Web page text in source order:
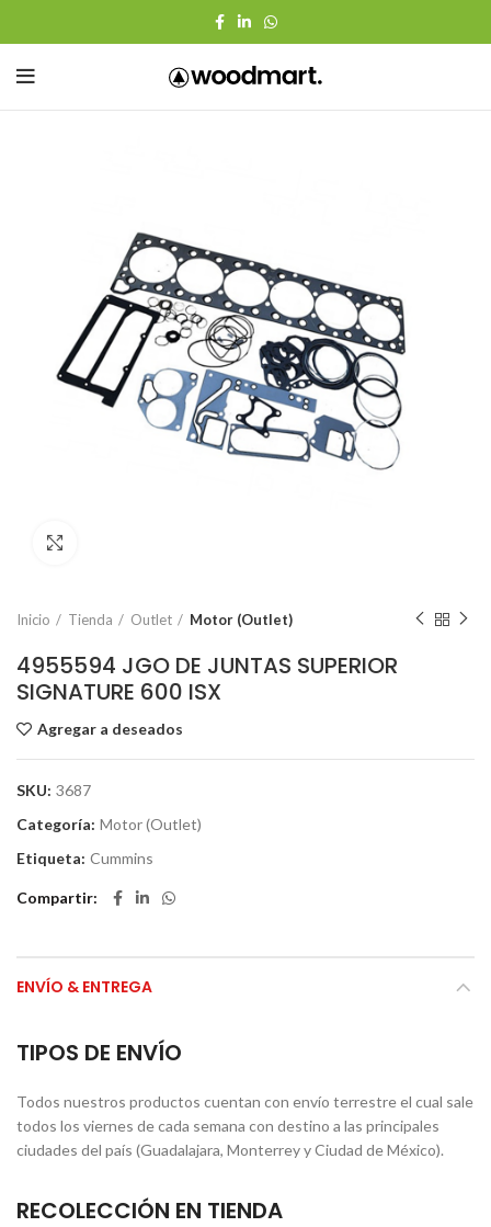
Inicio Tienda Outlet Motor (Outlet)
4955594 JGO DE JUNTAS SUPERIOR
SIGNATURE 600 ISX
Agregar a deseados
SKU: 3687
Categoría: Motor (Outlet)
Etiqueta: Cummins
Compartir
ENVÍO & ENTREGA
TIPOS DE ENVÍO
Todos nuestros productos cuentan con envío terrestre el cual sale
todos los viernes de cada semana con destino a las principales
ciudades del país (Guadalajara, Monterrey y Ciudad de México).
RECOLECCIÓN EN TIENDA